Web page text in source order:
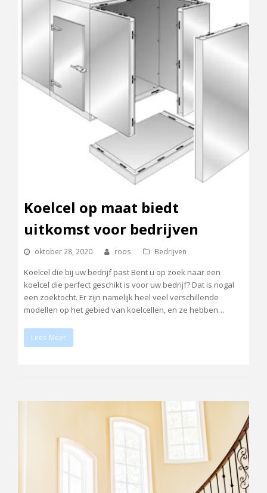
Koelcel op maat biedt
uitkomst voor bedrijven
oktober 28, 2020 roos Bedrijven
Koelcel die bij uw bedrijf past Bent u op zoek naar een
koelcel die perfect geschikt is voor uw bedrijf? Dat is nogal
een zoektocht. Er zijn namelijk heel veel verschillende
modellen op het gebied van koelcellen, en ze hebben…
Lees Meer